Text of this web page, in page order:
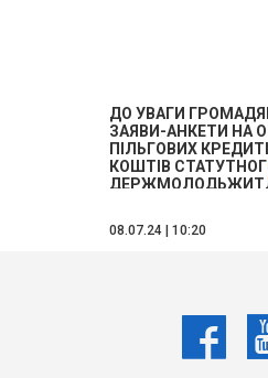
08.07.24 | 10:20
ДО УВАГИ
ЗАЯВИ-АНКЕТИ НА
ПІЛЬГОВИХ
КОШТІВ